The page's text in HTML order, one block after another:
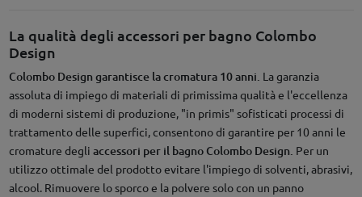
La qualità degli accessori per bagno Colombo
Design
Colombo Design garantisce la cromatura 10 anni. La garanzia
assoluta di impiego di materiali di primissima qualità e l'eccellenza
di moderni sistemi di produzione, "in primis" sofisticati processi di
trattamento delle superfici, consentono di garantire per 10 anni le
cromature degli accessori per il bagno Colombo Design. Per un
utilizzo ottimale del prodotto evitare l'impiego di solventi, abrasivi,
alcool. Rimuovere lo sporco e la polvere solo con un panno